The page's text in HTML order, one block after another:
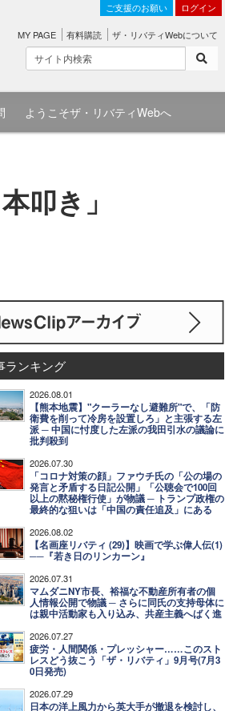
ご支援のお願い ログイン
MY PAGE 有料購読 ザ・リバティWebについて
ようこそザ・リバティWebへ
叩き」
ランキング
2026.08.01
【熊本地震】"クーラーなし避難所"で、「防
衛費を削って冷房を設置しろ」と主張する左
派 ─ 中国に忖度した左派の我田引水の議論に
批判殺到
2026.07.30
「コロナ対策の顔」ファウチ氏の「公の場の
発言と矛盾する日記公開」「公聴会で100回
以上の黙秘権行使」が物議 ─ トランプ政権の
最終的な狙いは「中国の責任追及」にある
2026.08.02
【名画座リバティ (29)】映画で学ぶ偉人伝(1)
──『若き日のリンカーン』
2026.07.31
マムダニNY市長、裕福な不動産所有者の個
人情報公開で物議 ─ さらに同氏の支持母体に
は親中活動家も入り込み、共産主義へばく進
2026.07.27
疲労・人間関係・プレッシャー……このスト
レスどう抜こう「ザ・リバティ」9月号(7月3
0日発売)
2026.07.29
日本の洋上風力から英大手が撤退を検討し、